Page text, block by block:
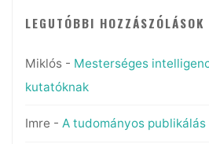
LEGUTÓBBI HOZZÁSZÓLÁSOK
Miklós- Mesterséges
kutatóknak
Imre - A tudományos publikálás